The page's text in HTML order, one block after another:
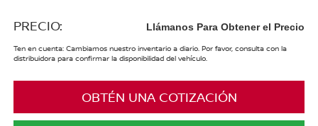
PRECIO: Llámanos Para Obtener el Precio
Ten en cuenta: Cambiamos nuestro inventario a diario. Por favor, consulta con la
distribuidora para confirmar la disponibilidad del vehículo.
OBTÉN UNA COTIZACIÓN